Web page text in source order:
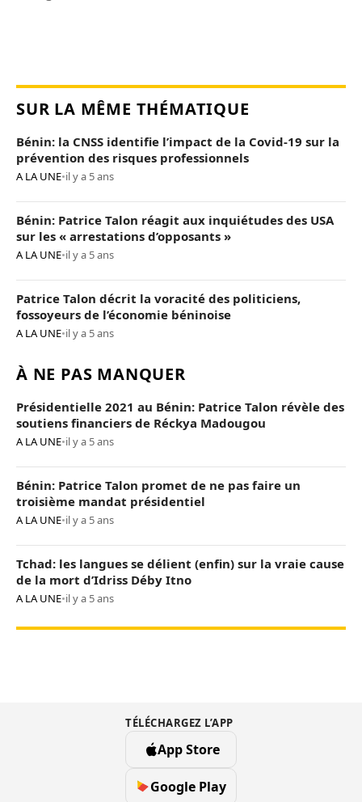
SUR LA MÊME THÉMATIQUE
Bénin: la CNSS identifie l’impact de la Covid-19 sur la
prévention des risques professionnels
A LA UNE•il y a 5 ans
Bénin: Patrice Talon réagit aux inquiétudes des USA
sur les « arrestations d’opposants »
A LA UNE•il y a 5 ans
Patrice Talon décrit la voracité des politiciens,
fossoyeurs de l’économie béninoise
A LA UNE•il y a 5 ans
À NE PAS MANQUER
Présidentielle 2021 au Bénin: Patrice Talon révèle des
soutiens financiers de Réckya Madougou
A LA UNE•il y a 5 ans
Bénin: Patrice Talon promet de ne pas faire un
troisième mandat présidentiel
A LA UNE•il y a 5 ans
Tchad: les langues se délient (enfin) sur la vraie cause
de la mort d’Idriss Déby Itno
A LA UNE•il y a 5 ans
TÉLÉCHARGEZ L’APP
App Store
Google Play